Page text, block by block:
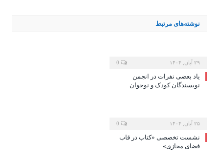
نوشته‌های مرتبط
۲۹ آبان, ۱۴۰۴
یاد بعضی نفرات در انجمن
نویسندگان کودک و نوجوان
۲۵ آبان, ۱۴۰۴
نشست تخصصی «کتاب در قاب
فضای مجازی»